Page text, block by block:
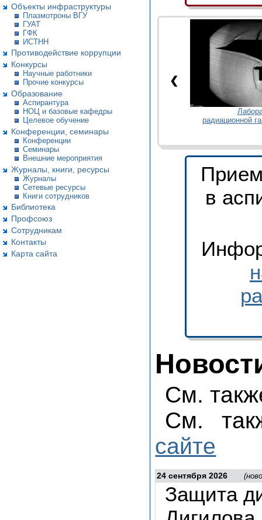
Объекты инфраструктуры
Плазмотроны ВГУ
ГУАТ
ГФК
ИСТНН
Противодействие коррупции
Конкурсы
Научные работники
Прочие конкурсы
Образование
Аспирантура
НОЦ и базовые кафедры
Целевое обучение
Конференции, семинары
Конференции
Семинары
Внешние мероприятия
Журналы, книги, ресурсы
Журналы
Сетевые ресурсы
Книги сотрудников
Библиотека
Профсоюз
Сотрудникам
Контакты
Карта сайта
❮
радиационной
в
См.
См.
сайте
24 сентября 2026
Защита